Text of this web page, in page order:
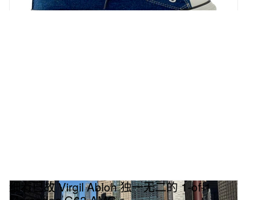
细看已故 Virgil Abloh 独一无二的 1-of-1